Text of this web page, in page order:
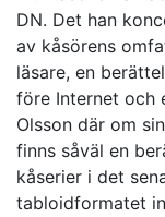
DN. Det han
av kåsörens
läsare, en
före Internet och
Olsson där om
finns såväl en
kåserier i det
tabloidformatet